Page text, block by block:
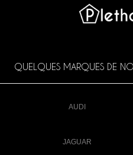
QUELQUES MARQUES DE
AUDI
JAGUAR